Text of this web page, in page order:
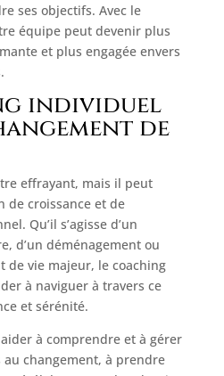
ses objectifs. Avec le
équipe peut devenir plus
et plus engagée envers
individuel
de
effrayant, mais il peut
de croissance et de
Qu’il s’agisse d’un
d’un déménagement ou
de vie majeur, le coaching
à naviguer à travers ce
et sérénité.
à comprendre et à gérer
au changement, à prendre